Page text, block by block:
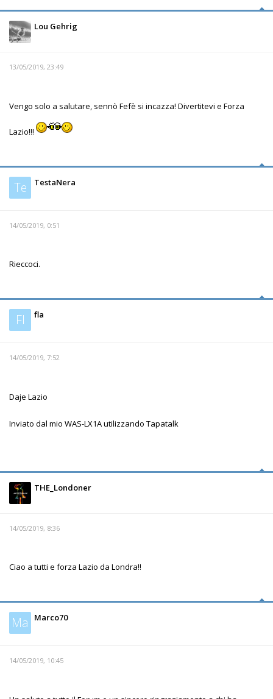
Lou Gehrig
13/05/2019, 23:49
Vengo solo a salutare, sennò Fefè si incazza! Divertitevi e Forza
Lazio!!!
Te TestaNera
14/05/2019, 0:51
Rieccoci.
Fl fla
14/05/2019, 7:52
Daje Lazio
Inviato dal mio WAS-LX1A utilizzando Tapatalk
THE_Londoner
14/05/2019, 8:36
Ciao a tutti e forza Lazio da Londra!!
Ma Marco70
14/05/2019, 10:45